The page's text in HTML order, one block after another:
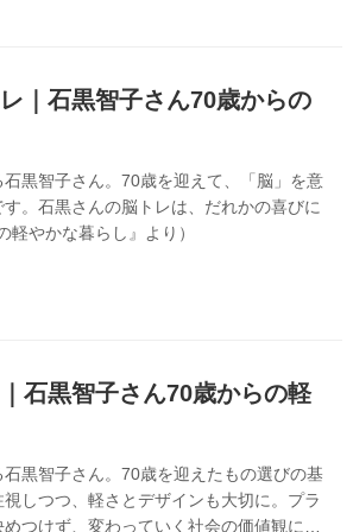
｜石黒智子さん70歳からの
黒智子さん。70歳を迎えて、「脳」を意
。石黒さんの脳トレは、だれかの喜びに
やかな暮らし』より）
石黒智子さん70歳からの軽
黒智子さん。70歳を迎えたもの選びの基
しつつ、軽さとデザインも大切に。プラ
つけず、変わっていく社会の価値観には